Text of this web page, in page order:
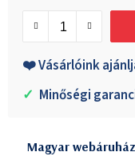
❤️ Vásárlóink
✓ Minőségi
Magyar webáruház